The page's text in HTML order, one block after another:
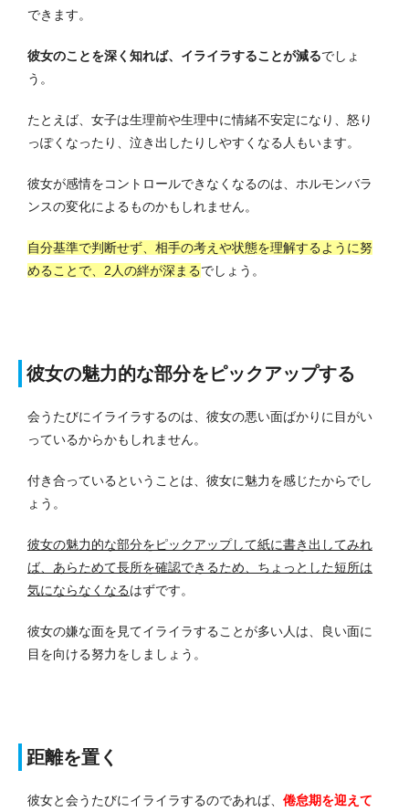
できます。
彼女のことを深く知れば、イライラすることが減るでしょ
う。
たとえば、女子は生理前や生理中に情緒不安定になり、怒り
っぽくなったり、泣き出したりしやすくなる人もいます。
彼女が感情をコントロールできなくなるのは、ホルモンバラ
ンスの変化によるものかもしれません。
自分基準で判断せず、相手の考えや状態を理解するように努
めることで、2人の絆が深まるでしょう。
彼女の魅力的な部分をピックアップする
会うたびにイライラするのは、彼女の悪い面ばかりに目がい
っているからかもしれません。
付き合っているということは、彼女に魅力を感じたからでし
ょう。
彼女の魅力的な部分をピックアップして紙に書き出してみれ
ば、あらためて長所を確認できるため、ちょっとした短所は
気にならなくなるはずです。
彼女の嫌な面を見てイライラすることが多い人は、良い面に
目を向ける努力をしましょう。
距離を置く
彼女と会うたびにイライラするのであれば、 倦怠期を迎えて